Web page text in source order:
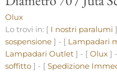
Olux
Lo trovi in: [ I nostri paralumi
sospensione ] - [ Lampadari
Lampadari Outlet ] - [ Olux ]
soffitto ] - [ Spedizione